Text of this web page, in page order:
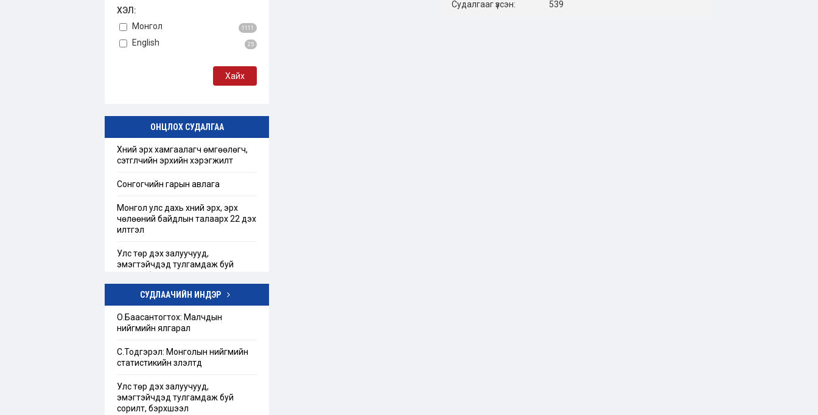
ХЭЛ:
Монгол
1111
English 25
ОНЦЛОХ СУДАЛГАА
Хүний эрх хамгаалагч өмгөөлөгч,
сэтгүүлчийн эрхийн хэрэгжилт
Сонгогчийн гарын авлага
Монгол улс дахь хүний эрх, эрх
чөлөөний байдлын талаарх 22 дэх
илтгэл
Улс төр дэх залуучууд,
эмэгтэйчүүдэд тулгамдаж буй
Төрийн бус байгууллагын тухай
хэрэгцээ, шаардлагын тандан
судалгаа
“Ашгийн бус байгууллага”-ын
талаарх Монгол улсын эрх зүйн
СУДЛААЧИЙН ИНДЭР
О.Баасантогтох: Малчдын
нийгмийн ялгарал
С.Тодгэрэл: Монголын нийгмийн
статистикийн үзүүлэлтүүд
Улс төр дэх залуучууд,
эмэгтэйчүүдэд тулгамдаж буй
сорилт, бэрхшээл
Судалгааг үзсэн: 539